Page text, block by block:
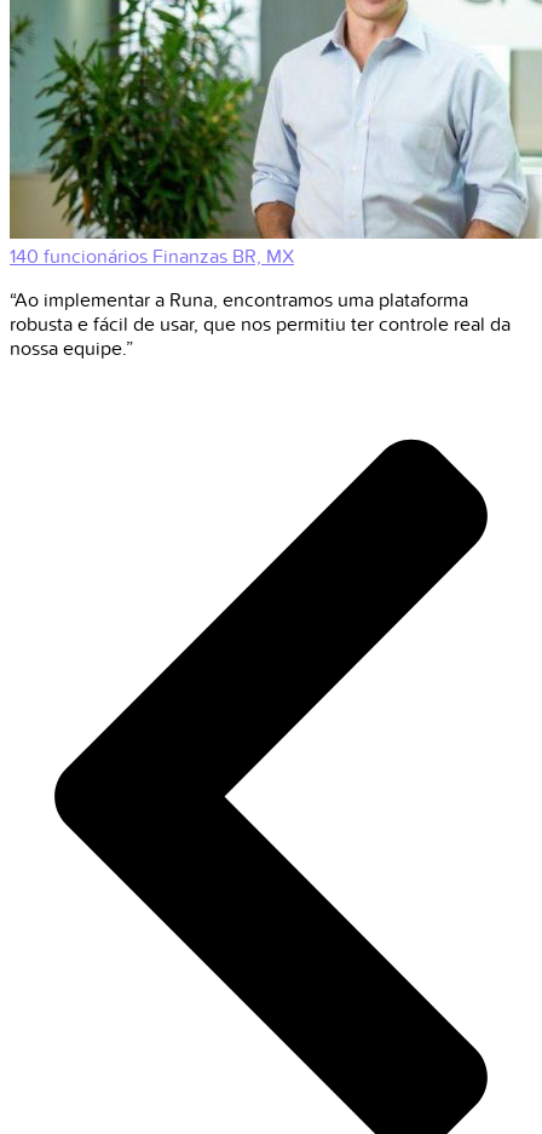
140 funcionários Finanzas BR, MX
“Ao implementar a Runa, encontramos uma plataforma
robusta e fácil de usar, que nos permitiu ter controle real da
nossa equipe.”